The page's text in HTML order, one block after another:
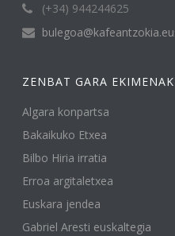
(+34) 944244625
ZENBAT GARA EKIMENAK
Algara konpartsa
Bakaikuko Etxea
Bilbo Hiria irratia
Erroa argitaletxea
Euskara jendea
Gabriel Aresti euskaltegia